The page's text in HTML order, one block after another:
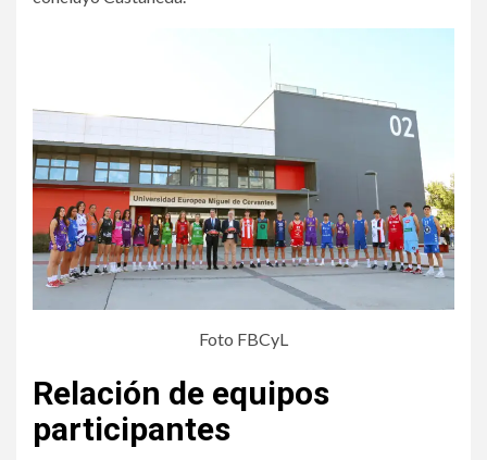
Foto FBCyL
Relación de equipos
participantes